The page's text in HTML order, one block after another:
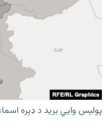
پولیس وايي برید د ډېره